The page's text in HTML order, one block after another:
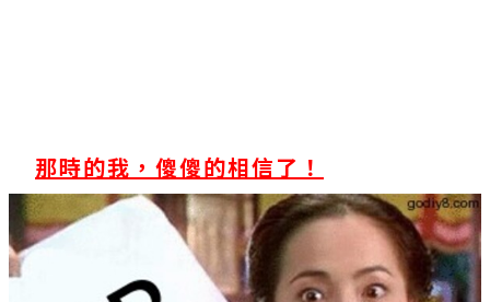
那時的我，傻傻的相信了！